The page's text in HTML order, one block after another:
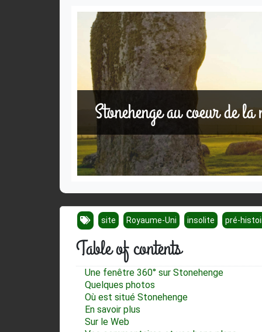
Stonehenge au coeur de la
site Royaume-Uni insolite pré-
Table of contents
Une fenêtre 360° sur Stonehenge
Quelques photos
Où est situé Stonehenge
En savoir plus
Sur le Web